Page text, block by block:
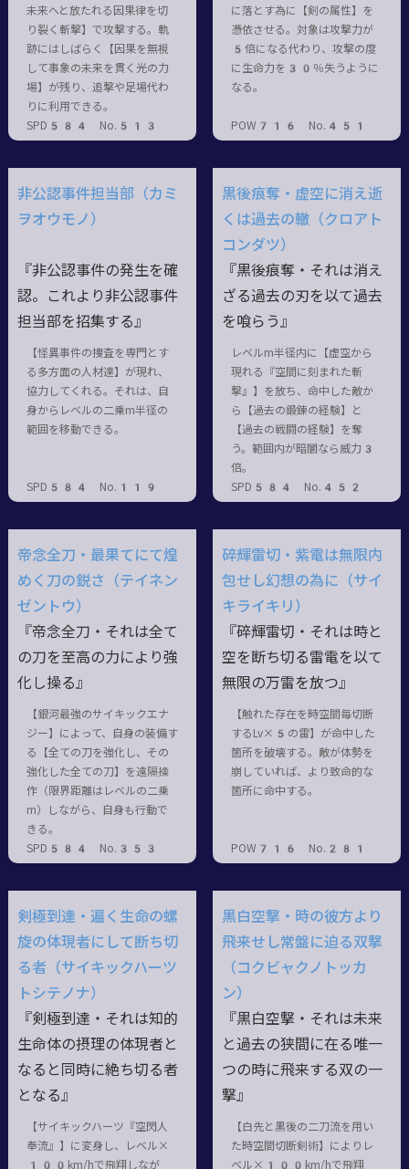
未来へと放たれる因果律を切
り裂く斬撃】で攻撃する。軌
跡にはしばらく【因果を無視
して事象の未来を貫く光の力
場】が残り、追撃や足場代わ
りに利用できる。
SPD584 No.513
に落とす為に【剣の属性】を
憑依させる。対象は攻撃力が
5倍になる代わり、攻撃の度
に生命力を30％失うように
なる。
POW716 No.451
非公認事件担当部（カミ
ヲオウモノ）
『非公認事件の発生を確
認。これより非公認事件
担当部を招集する』
【怪異事件の捜査を専門とす
る多方面の人材達】が現れ、
協力してくれる。それは、自
身からレベルの二乗m半径の
範囲を移動できる。
SPD584 No.119
黒後痕奪・虚空に消え逝
くは過去の轍（クロアト
コンダツ）
『黒後痕奪・それは消え
ざる過去の刃を以て過去
を喰らう』
レベルm半径内に【虚空から
現れる『空間に刻まれた斬
撃』】を放ち、命中した敵か
ら【過去の鍛錬の経験】と
【過去の戦闘の経験】を奪
う。範囲内が暗闇なら威力3
倍。
SPD584 No.452
帝念全刀・最果てにて煌
めく刀の鋭さ（テイネン
ゼントウ）
『帝念全刀・それは全て
の刀を至高の力により強
化し操る』
【銀河最強のサイキックエナ
ジー】によって、自身の装備す
る【全ての刀を強化し、その
強化した全ての刀】を遠隔操
作（限界距離はレベルの二乗
m）しながら、自身も行動で
きる。
SPD584 No.353
碎輝雷切・紫電は無限内
包せし幻想の為に（サイ
キライキリ）
『碎輝雷切・それは時と
空を断ち切る雷電を以て
無限の万雷を放つ』
【触れた存在を時空間毎切断
するLv×5の雷】が命中した
箇所を破壊する。敵が体勢を
崩していれば、より致命的な
箇所に命中する。
POW716 No.281
剣極到達・遍く生命の螺
旋の体現者にして断ち切
る者（サイキックハーツ
トシテノナ）
『剣極到達・それは知的
生命体の摂理の体現者と
なると同時に絶ち切る者
となる』
【サイキックハーツ『空閃人
奉流』】に変身し、レベル×
100km/hで飛翔しなが
黒白空撃・時の彼方より
飛来せし常盤に迫る双撃
（コクビャクノトッカ
ン）
『黒白空撃・それは未来
と過去の狭間に在る唯一
つの時に飛来する双の一
撃』
【白先と黒後の二刀流を用い
た時空間切断剣術】によりレ
ベル×100km/hで飛翔